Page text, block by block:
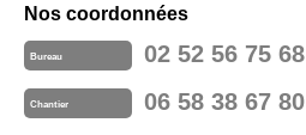
Nos coordonnées
Bureau 02 52 56 75 68
Chantier 06 58 38 67 80